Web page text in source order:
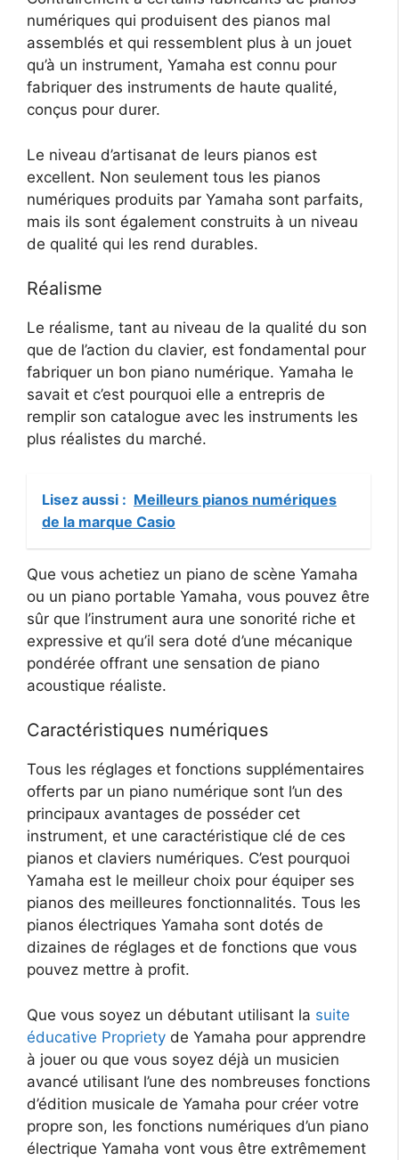
numériques qui produisent des pianos mal
assemblés et qui ressemblent plus à un jouet
qu’à un instrument, Yamaha est connu pour
fabriquer des instruments de haute qualité,
conçus pour durer.
Le niveau d’artisanat de leurs pianos est
excellent. Non seulement tous les pianos
numériques produits par Yamaha sont parfaits,
mais ils sont également construits à un niveau
de qualité qui les rend durables.
Réalisme
Le réalisme, tant au niveau de la qualité du son
que de l’action du clavier, est fondamental pour
fabriquer un bon piano numérique. Yamaha le
savait et c’est pourquoi elle a entrepris de
remplir son catalogue avec les instruments les
plus réalistes du marché.
Lisez aussi : Meilleurs pianos numériques
de la marque Casio
Que vous achetiez un piano de scène Yamaha
ou un piano portable Yamaha, vous pouvez être
sûr que l’instrument aura une sonorité riche et
expressive et qu’il sera doté d’une mécanique
pondérée offrant une sensation de piano
acoustique réaliste.
Caractéristiques numériques
Tous les réglages et fonctions supplémentaires
offerts par un piano numérique sont l’un des
principaux avantages de posséder cet
instrument, et une caractéristique clé de ces
pianos et claviers numériques. C’est pourquoi
Yamaha est le meilleur choix pour équiper ses
pianos des meilleures fonctionnalités. Tous les
pianos électriques Yamaha sont dotés de
dizaines de réglages et de fonctions que vous
pouvez mettre à profit.
Que vous soyez un débutant utilisant la suite
éducative Propriety de Yamaha pour apprendre
à jouer ou que vous soyez déjà un musicien
avancé utilisant l’une des nombreuses fonctions
d’édition musicale de Yamaha pour créer votre
propre son, les fonctions numériques d’un piano
électrique Yamaha vont vous être extrêmement